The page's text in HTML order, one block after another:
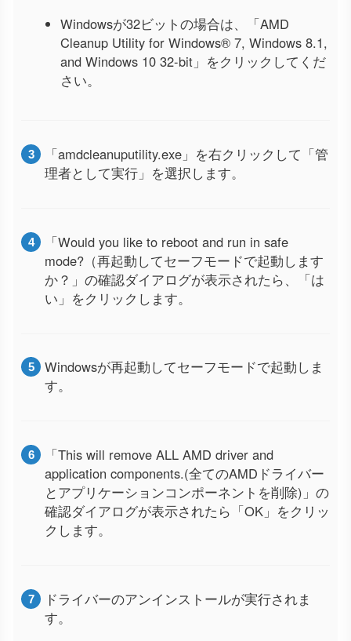
Windowsが32ビットの場合は、「AMD
Cleanup Utility for Windows® 7, Windows 8.1,
and Windows 10 32-bit」をクリックしてくだ
さい。
「amdcleanuputility.exe」を右クリックして「管
理者として実行」を選択します。
「Would you like to reboot and run in safe
mode?（再起動してセーフモードで起動します
か？」の確認ダイアログが表示されたら、「は
い」をクリックします。
Windowsが再起動してセーフモードで起動しま
す。
「This will remove ALL AMD driver and
application components.(全てのAMDドライバー
とアプリケーションコンポーネントを削除)」の
確認ダイアログが表示されたら「OK」をクリッ
クします。
ドライバーのアンインストールが実行されま
す。